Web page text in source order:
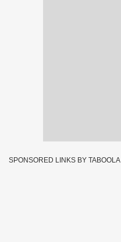
SPONSORED LINKS BY TABOOLA